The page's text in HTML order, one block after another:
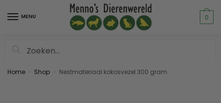
MENU 0
Home Shop Nestmateriaal kokosvezel 300 gram